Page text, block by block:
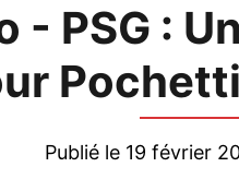
- PSG :
Publié le 19 février